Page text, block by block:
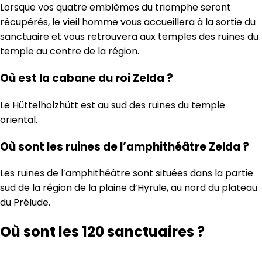
Lorsque vos quatre emblèmes du triomphe seront
récupérés, le vieil homme vous accueillera à la sortie du
sanctuaire et vous retrouvera aux temples des ruines du
temple au centre de la région.
Où est la cabane du roi Zelda ?
Le Hüttelholzhütt est au sud des ruines du temple
oriental.
Où sont les ruines de l’amphithéâtre Zelda ?
Les ruines de l’amphithéâtre sont situées dans la partie
sud de la région de la plaine d’Hyrule, au nord du plateau
du Prélude.
Où sont les 120 sanctuaires ?